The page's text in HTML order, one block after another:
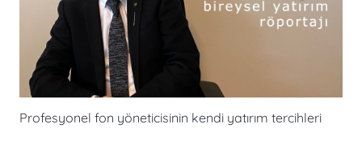
Profesyonel fon yöneticisinin kendi yatırım tercihleri